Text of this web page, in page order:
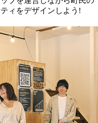
ィをデザインしよう!